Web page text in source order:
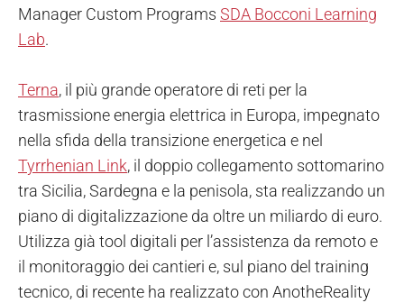
Manager Custom Programs SDA Bocconi Learning
Lab.
Terna, il più grande operatore di reti per la
trasmissione energia elettrica in Europa, impegnato
nella sfida della transizione energetica e nel
Tyrrhenian Link, il doppio collegamento sottomarino
tra Sicilia, Sardegna e la penisola, sta realizzando un
piano di digitalizzazione da oltre un miliardo di euro.
Utilizza già tool digitali per l’assistenza da remoto e
il monitoraggio dei cantieri e, sul piano del training
tecnico, di recente ha realizzato con AnotheReality